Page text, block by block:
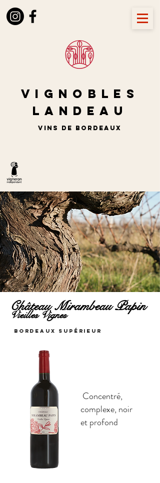
Vignobles
LANDEAU
vins de BORDEAUX
Château Mirambeau Papin
Vieilles Vignes
BORDEAUX SUPÉRIEUR
Concentré,
complexe, noir
et profond